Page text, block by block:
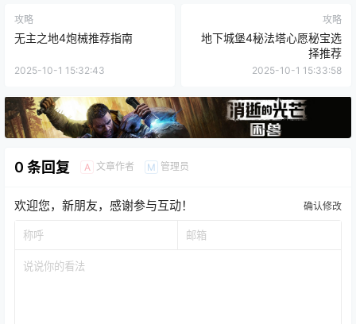
攻略
无主之地4炮械推荐指南
2025-10-1 15:32:43
攻略
地下城堡4秘法塔心愿秘宝选
择推荐
2025-10-1 15:33:58
0 条回复 A 文章作者 M 管理员
欢迎您，新朋友，感谢参与互动！ 确认修改